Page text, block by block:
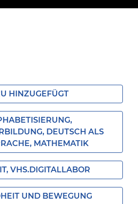
HINZUGEFÜGT
DEUTSCH ALS
MATHEMATIK
VHS.DIGITALLABOR
UND BEWEGUNG